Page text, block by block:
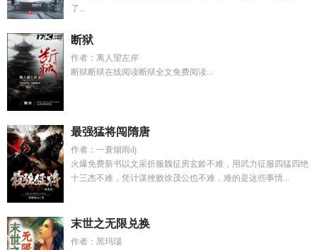
了...
断狱
作者：离人望左岸
断狱断狱在线阅读断狱全文免费阅读...
最强猛将闯隋唐
作者：一蓑烟雨dj
火爆免费新书以文采折服魏征房玄龄不难，用武力征服四猛四绝
十三杰不难，凭计谋挫败徐茂公也不难，难的是这些事情...
末世之无限兑换
作者：黑玛瑙